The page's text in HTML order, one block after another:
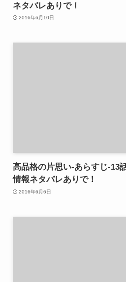
ネタバレありで！
2016年6月10日
高品格の片思い-あらすじ-13
情報ネタバレありで！
2016年6月6日